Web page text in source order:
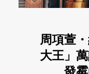
周項萱
大王」